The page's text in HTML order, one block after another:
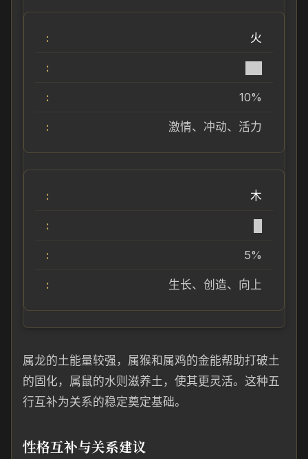
火
10%
激情、冲动、活力
木
5%
生长、创造、向上
属龙的土能量较强，属猴和属鸡的金能帮助打破土
的固化，属鼠的水则滋养土，使其更灵活。这种五
行互补为关系的稳定奠定基础。
性格互补与关系建议